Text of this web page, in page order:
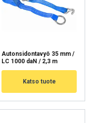
Autonsidontavyö 35 mm /
LC 1000 daN / 2,3 m
Katso tuote